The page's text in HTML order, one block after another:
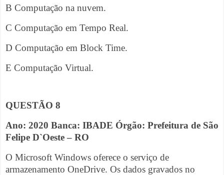
B Computação na nuvem.
C Computação em Tempo Real.
D Computação em Block Time.
E Computação Virtual.
QUESTÃO 8
Ano: 2020 Banca: IBADE Órgão: Prefeitura de São
Felipe D`Oeste – RO
O Microsoft Windows oferece o serviço de
armazenamento OneDrive. Os dados gravados no